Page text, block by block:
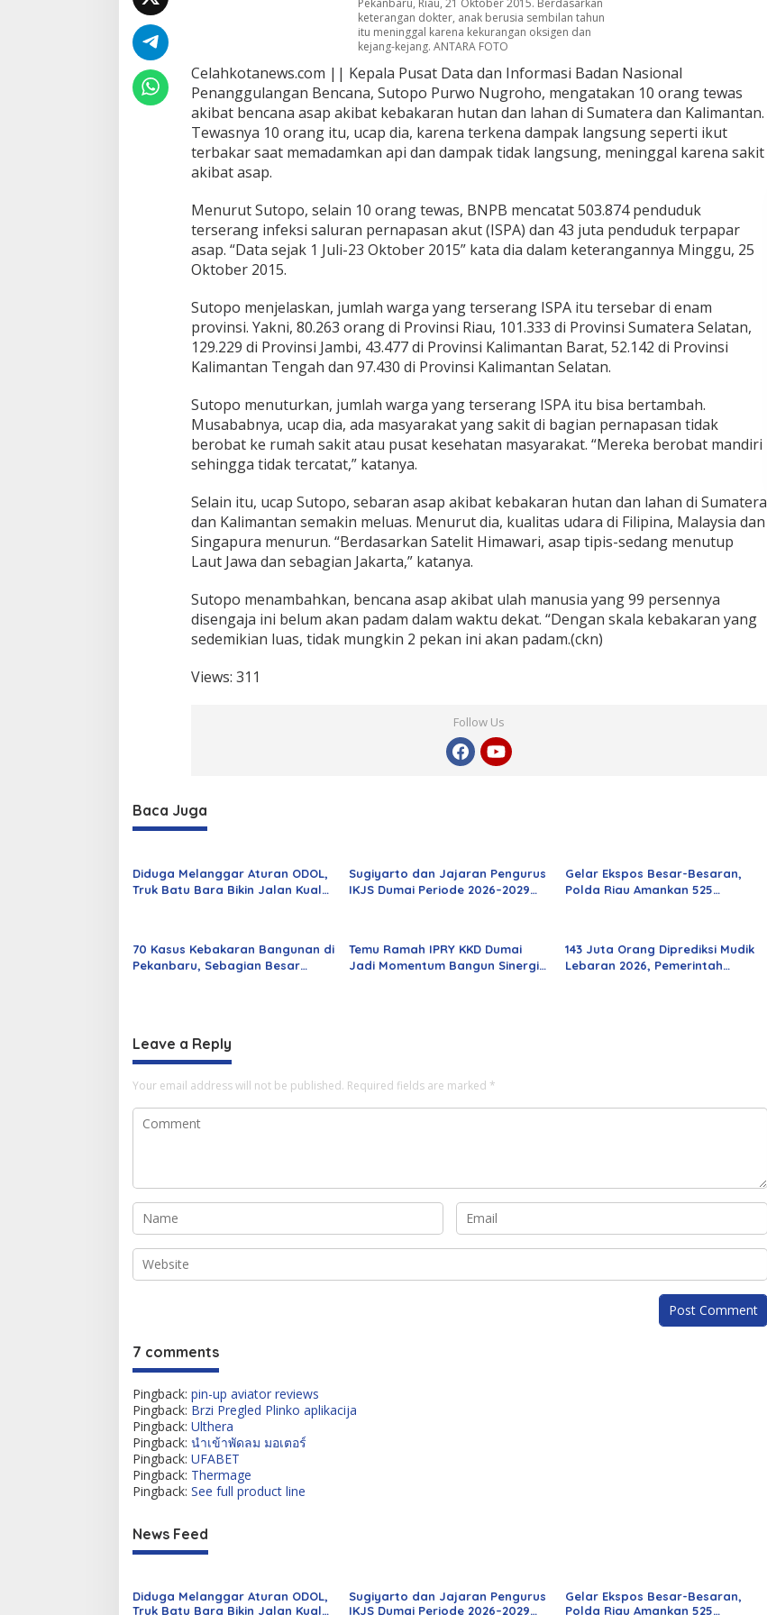
w
a
s
d
a
n
R
i
b
u
w
a
T
e
a
n
g
k
I
S
P
A
Pekanbaru, Riau, 21 Oktober 2015. Berdasarkan
keterangan dokter, anak berusia sembilan tahun
itu meninggal karena kekurangan oksigen dan
kejang-kejang. ANTARA FOTO
Celahkotanews.com || Kepala Pusat Data dan Informasi Badan Nasional
Penanggulangan Bencana, Sutopo Purwo Nugroho, mengatakan 10 orang tewas
akibat bencana asap akibat kebakaran hutan dan lahan di Sumatera dan Kalimantan.
Tewasnya 10 orang itu, ucap dia, karena terkena dampak langsung seperti ikut
terbakar saat memadamkan api dan dampak tidak langsung, meninggal karena sakit
akibat asap.
Menurut Sutopo, selain 10 orang tewas, BNPB mencatat 503.874 penduduk
terserang infeksi saluran pernapasan akut (ISPA) dan 43 juta penduduk terpapar
asap. “Data sejak 1 Juli-23 Oktober 2015” kata dia dalam keterangannya Minggu, 25
Oktober 2015.
Sutopo menjelaskan, jumlah warga yang terserang ISPA itu tersebar di enam
provinsi. Yakni, 80.263 orang di Provinsi Riau, 101.333 di Provinsi Sumatera Selatan,
129.229 di Provinsi Jambi, 43.477 di Provinsi Kalimantan Barat, 52.142 di Provinsi
Kalimantan Tengah dan 97.430 di Provinsi Kalimantan Selatan.
Sutopo menuturkan, jumlah warga yang terserang ISPA itu bisa bertambah.
Musababnya, ucap dia, ada masyarakat yang sakit di bagian pernapasan tidak
berobat ke rumah sakit atau pusat kesehatan masyarakat. “Mereka berobat mandiri
sehingga tidak tercatat,” katanya.
Selain itu, ucap Sutopo, sebaran asap akibat kebakaran hutan dan lahan di Sumatera
dan Kalimantan semakin meluas. Menurut dia, kualitas udara di Filipina, Malaysia dan
Singapura menurun. “Berdasarkan Satelit Himawari, asap tipis-sedang menutup
Laut Jawa dan sebagian Jakarta,” katanya.
Sutopo menambahkan, bencana asap akibat ulah manusia yang 99 persennya
disengaja ini belum akan padam dalam waktu dekat. “Dengan skala kebakaran yang
sedemikian luas, tidak mungkin 2 pekan ini akan padam.(ckn)
Views: 311
Follow Us
Baca Juga
Diduga Melanggar Aturan ODOL,
Truk Batu Bara Bikin Jalan Kuala
Sugiyarto dan Jajaran Pengurus
IKJS Dumai Periode 2026–2029
Gelar Ekspos Besar-Besaran,
Polda Riau Amankan 525
70 Kasus Kebakaran Bangunan di
Pekanbaru, Sebagian Besar
Temu Ramah IPRY KKD Dumai
Jadi Momentum Bangun Sinergi
143 Juta Orang Diprediksi Mudik
Lebaran 2026, Pemerintah
Leave a Reply
Your email address will not be published. Required fields are marked *
7 comments
Pingback: pin-up aviator reviews
Pingback: Brzi Pregled Plinko aplikacija
Pingback: Ulthera
Pingback: นำเข้าพัดลม มอเตอร์
Pingback: UFABET
Pingback: Thermage
Pingback: See full product line
News Feed
Diduga Melanggar Aturan ODOL,
Truk Batu Bara Bikin Jalan Kuala
Sugiyarto dan Jajaran Pengurus
IKJS Dumai Periode 2026–2029
Gelar Ekspos Besar-Besaran,
Polda Riau Amankan 525